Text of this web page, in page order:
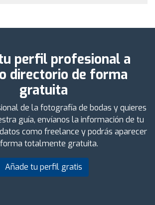
perfil profesional a
directorio de forma
gratuita
de la fotografía de bodas y quieres
guía, envíanos la información de tu
como freelance y podrás aparecer
totalmente gratuita.
Añade tu perfil gratis